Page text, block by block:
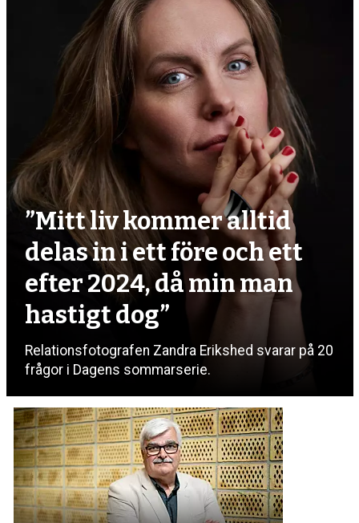
”Mitt liv kommer alltid
delas in i ett före och ett
efter 2024, då min man
hastigt dog”
Relationsfotografen Zandra Erikshed svarar på 20
frågor i Dagens sommarserie.